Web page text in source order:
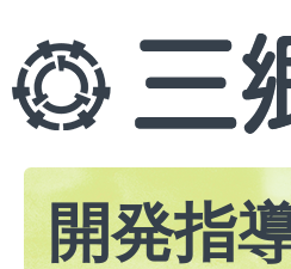
開発指